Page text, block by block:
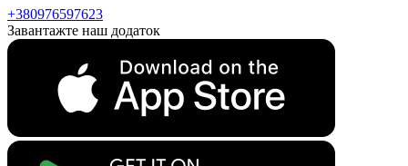
+380976597623
Завантажте наш додаток